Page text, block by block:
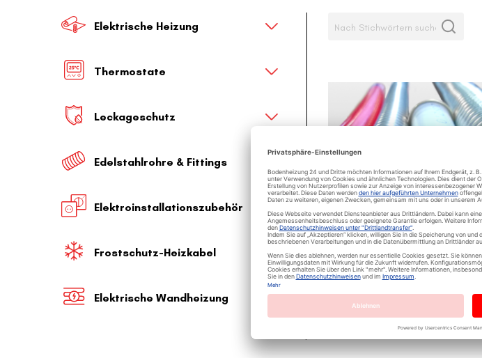
Elektrische Heizung
Thermostate
Leckageschutz
Edelstahlrohre & Fittings
Elektroinstallationszubehör
Frostschutz-Heizkabel
Elektrische Wandheizung